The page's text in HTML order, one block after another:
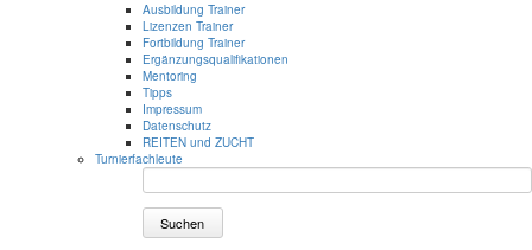
Ausbildung Trainer
Lizenzen Trainer
Fortbildung Trainer
Ergänzungsqualifikationen
Mentoring
Tipps
Impressum
Datenschutz
REITEN und ZUCHT
Turnierfachleute
Suchen